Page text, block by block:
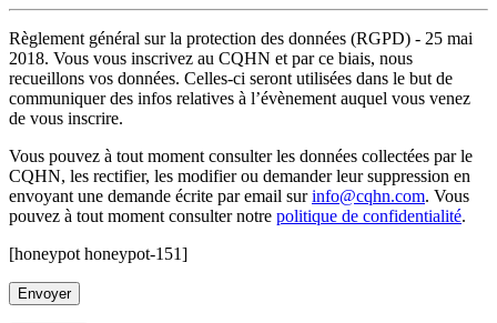
Règlement général sur la protection des données (RGPD) - 25 mai
2018. Vous vous inscrivez au CQHN et par ce biais, nous
recueillons vos données. Celles-ci seront utilisées dans le but de
communiquer des infos relatives à l’évènement auquel vous venez
de vous inscrire.
Vous pouvez à tout moment consulter les données collectées par le
CQHN, les rectifier, les modifier ou demander leur suppression en
envoyant une demande écrite par email surinfo@cqhn.com. Vous
pouvez à tout moment consulter notre politique de confidentialité.
[honeypot honeypot-151]